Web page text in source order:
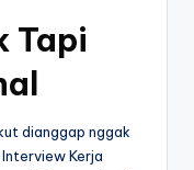
Tapi
dianggap nggak
Kerja